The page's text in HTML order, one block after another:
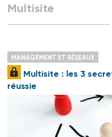
Multisite
MANAGEMENT ET RÉSEAUX
Multisite : les 3
réussie